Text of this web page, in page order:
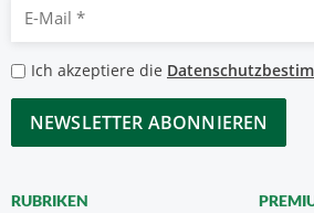
Mail
*
Datenschutzbestimmungen
*
Ich akzeptiere die
CAPTCHA
RUBRIKEN